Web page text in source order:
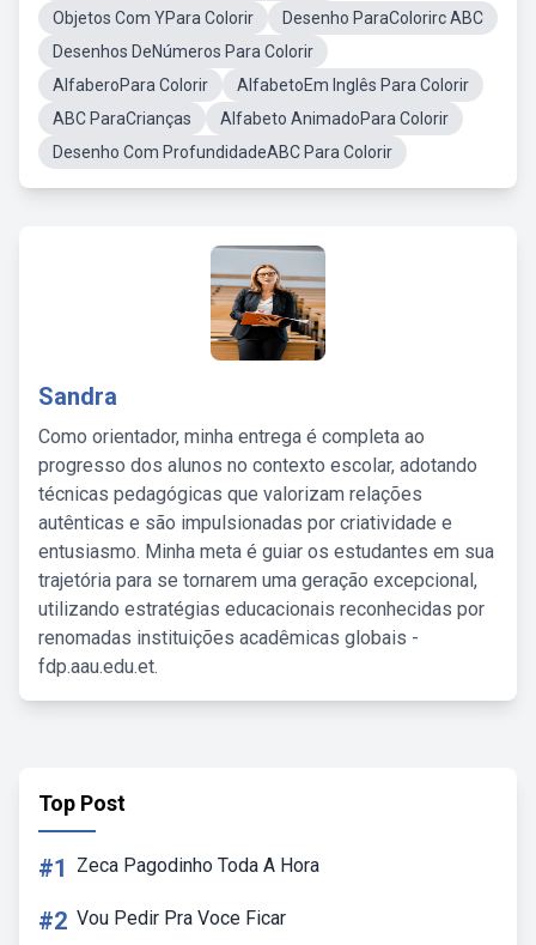
Objetos Com YPara Colorir
Desenho ParaColorirc ABC
Desenhos DeNúmeros Para Colorir
AlfaberoPara Colorir
AlfabetoEm Inglês Para Colorir
ABC ParaCrianças
Alfabeto AnimadoPara Colorir
Desenho Com ProfundidadeABC Para Colorir
Sandra
Como orientador, minha entrega é completa ao
progresso dos alunos no contexto escolar, adotando
técnicas pedagógicas que valorizam relações
autênticas e são impulsionadas por criatividade e
entusiasmo. Minha meta é guiar os estudantes em sua
trajetória para se tornarem uma geração excepcional,
utilizando estratégias educacionais reconhecidas por
renomadas instituições acadêmicas globais -
fdp.aau.edu.et.
Top Post
#1 Zeca Pagodinho Toda A Hora
#2 Vou Pedir Pra Voce Ficar